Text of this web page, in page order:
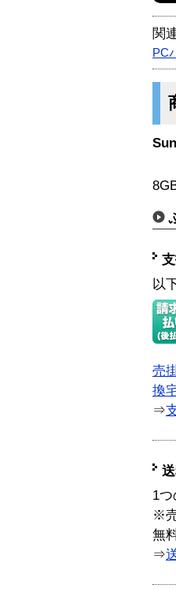
関
PC
以
売
換
⇒
1
※
無
⇒